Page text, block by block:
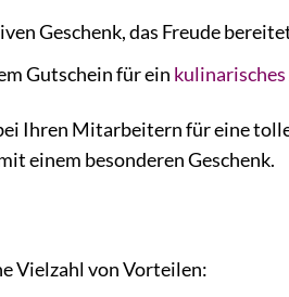
Geschenk, das Freude
Gutschein für ein kulinarisches
Ihren Mitarbeitern für eine
einem besonderen Geschenk.
Vielzahl von Vorteilen: